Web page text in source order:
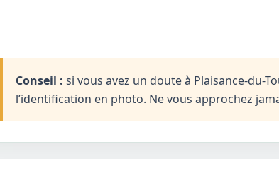
Conseil : si vous avez un doute à Plaisance-du-
l’identification en photo. Ne vous approchez